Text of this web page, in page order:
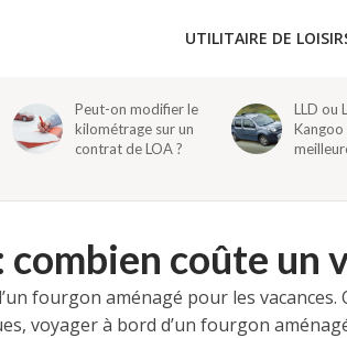
UTILITAIRE DE
Peut-on modifier le
kilométrage sur un
contrat de LOA ?
LLD ou
coûte un
fourgon aménagé pour les
voyager à bord d’un fourgon